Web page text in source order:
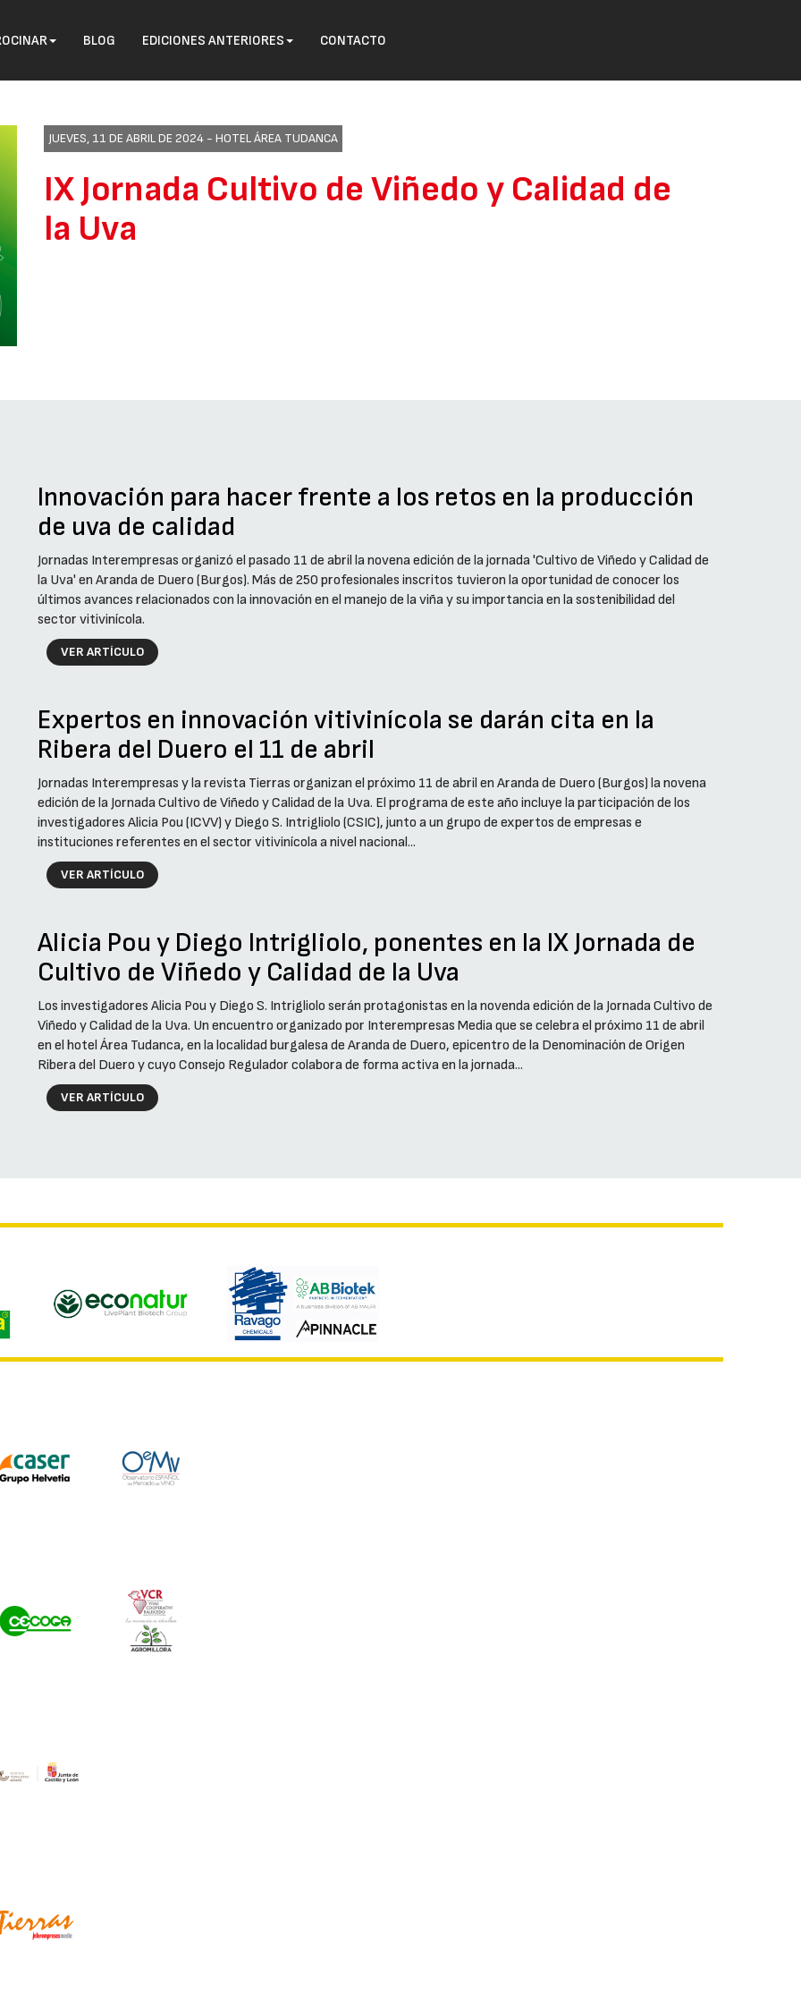
BLOG EDICIONES ANTERIORES CONTACTO
JUEVES, 11 DE ABRIL DE 2024 - HOTEL ÁREA TUDANCA
IX Jornada Cultivo de Viñedo y Calidad de
la Uva
Innovación para hacer frente a los retos en la producción
de uva de calidad
Jornadas Interempresas organizó el pasado 11 de abril la novena edición de la jornada 'Cultivo de Viñedo y Calidad de
la Uva' en Aranda de Duero (Burgos). Más de 250 profesionales inscritos tuvieron la oportunidad de conocer los
últimos avances relacionados con la innovación en el manejo de la viña y su importancia en la sostenibilidad del
sector vitivinícola.
VER ARTÍCULO
Expertos en innovación vitivinícola se darán cita en la
Ribera del Duero el 11 de abril
Jornadas Interempresas y la revista Tierras organizan el próximo 11 de abril en Aranda de Duero (Burgos) la novena
edición de la Jornada Cultivo de Viñedo y Calidad de la Uva. El programa de este año incluye la participación de los
investigadores Alicia Pou (ICVV) y Diego S. Intrigliolo (CSIC), junto a un grupo de expertos de empresas e
instituciones referentes en el sector vitivinícola a nivel nacional...
VER ARTÍCULO
Alicia Pou y Diego Intrigliolo, ponentes en la IX Jornada de
Cultivo de Viñedo y Calidad de la Uva
Los investigadores Alicia Pou y Diego S. Intrigliolo serán protagonistas en la novenda edición de la Jornada Cultivo de
Viñedo y Calidad de la Uva. Un encuentro organizado por Interempresas Media que se celebra el próximo 11 de abril
en el hotel Área Tudanca, en la localidad burgalesa de Aranda de Duero, epicentro de la Denominación de Origen
Ribera del Duero y cuyo Consejo Regulador colabora de forma activa en la jornada...
VER ARTÍCULO